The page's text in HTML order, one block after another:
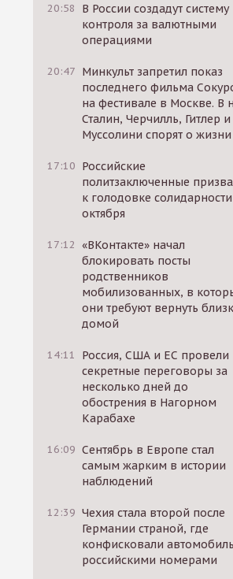
20:58
В России создадут систему
контроля за валютными
операциями
20:47 Минкульт запретил показ
последнего фильма
на фестивале в Москве. В
Сталин, Черчилль, Гитлер и
Муссолини спорят о жизни
17:10 Российские
политзаключенные
к голодовке
октября
17:12 «ВКонтакте» начал
блокировать посты
родственников
мобилизованных, в
они требуют вернуть
домой
14:11
Россия, США и ЕС провели
секретные переговоры за
несколько дней до
обострения в Нагорном
Карабахе
16:09 Сентябрь в Европе стал
самым жарким в истории
наблюдений
12:39 Чехия стала второй после
Германии страной, где
конфисковали
российскими номерами